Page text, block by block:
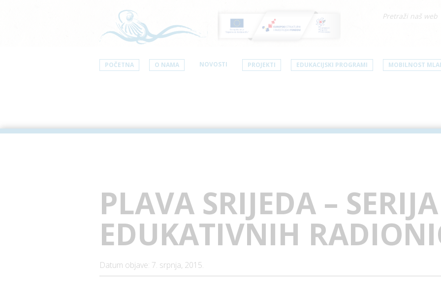
POČETNA O NAMA NOVOSTI PROJEKTI EDUKACIJSKI PROGRAMI MOBILNOST
PLAVA SRIJEDA – SERIJA
EDUKATIVNIH
Datum objave: 7. srpnja, 2015.